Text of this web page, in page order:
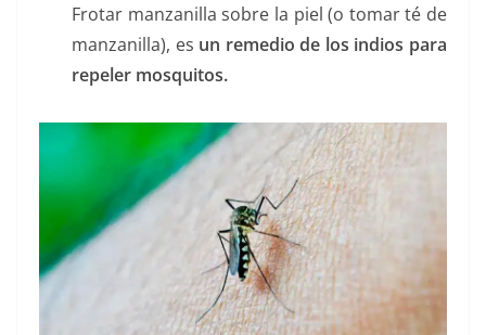
Frotar manzanilla sobre la piel (o tomar té de
manzanilla), es un remedio de los indios para
repeler mosquitos.